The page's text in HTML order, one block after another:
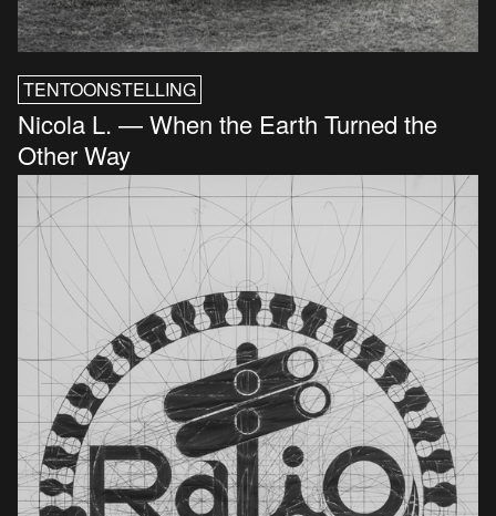
TENTOONSTELLING
Nicola L. — When the Earth Turned the
Other Way